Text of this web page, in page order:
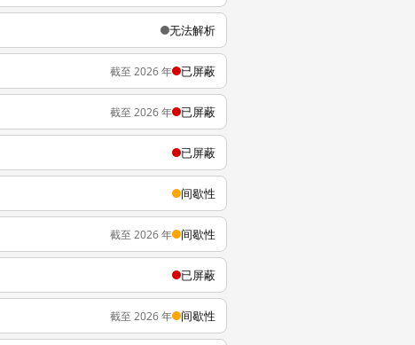
无法解析
截至 2026 年 已屏蔽
截至 2026 年 已屏蔽
已屏蔽
间歇性
截至 2026 年 间歇性
已屏蔽
截至 2026 年 间歇性